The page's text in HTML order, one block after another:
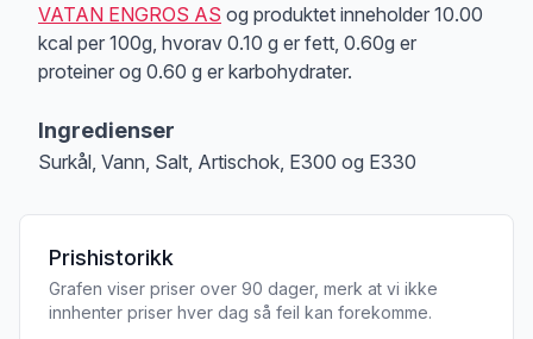
VATAN ENGROS AS og produktet inneholder 10.00
kcal per 100g, hvorav 0.10 g er fett, 0.60g er
proteiner og 0.60 g er karbohydrater.
Ingredienser
Surkål, Vann, Salt, Artischok, E300 og E330
Prishistorikk
Grafen viser priser over 90 dager, merk at vi ikke
innhenter priser hver dag så feil kan forekomme.